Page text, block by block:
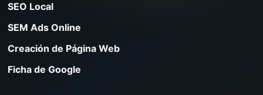
SEO Local
SEM Ads Online
Creación de Página Web
Ficha de Google